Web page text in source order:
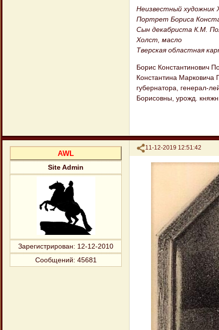
Неизвестный художник
Портрет Бориса
Сын декабриста К.М.
Холст, масло
Тверская областная
Борис Константинович
Константина Марковича
губернатора, генерал-
Борисовны, урожд.
Поделиться
11-12-2019 12:51:42
AWL
Site Admin
Зарегистрирован: 12-12-2010
Сообщений: 45681